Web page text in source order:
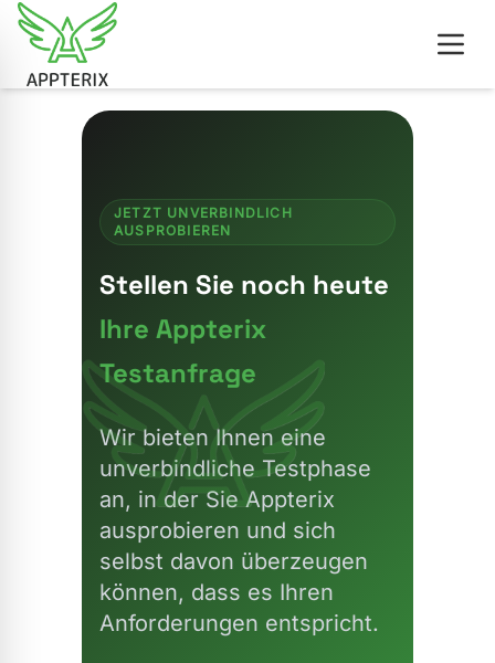
JETZT UNVERBINDLICH
AUSPROBIEREN
Stellen Sie noch heute
Ihre Appterix
Testanfrage
Wir bieten Ihnen eine
unverbindliche Testphase
an, in der Sie Appterix
ausprobieren und sich
selbst davon überzeugen
können, dass es Ihren
Anforderungen entspricht.